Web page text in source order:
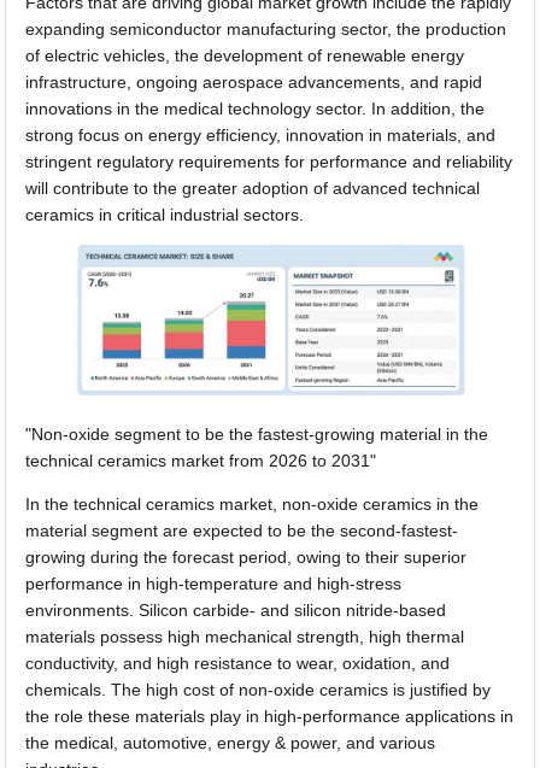
expanding semiconductor manufacturing sector, the production
of electric vehicles, the development of renewable energy
infrastructure, ongoing aerospace advancements, and rapid
innovations in the medical technology sector. In addition, the
strong focus on energy efficiency, innovation in materials, and
stringent regulatory requirements for performance and reliability
will contribute to the greater adoption of advanced technical
ceramics in critical industrial sectors.
"Non-oxide segment to be the fastest-growing material in the
technical ceramics market from 2026 to 2031"
In the technical ceramics market, non-oxide ceramics in the
material segment are expected to be the second-fastest-
growing during the forecast period, owing to their superior
performance in high-temperature and high-stress
environments. Silicon carbide- and silicon nitride-based
materials possess high mechanical strength, high thermal
conductivity, and high resistance to wear, oxidation, and
chemicals. The high cost of non-oxide ceramics is justified by
the role these materials play in high-performance applications in
the medical, automotive, energy & power, and various